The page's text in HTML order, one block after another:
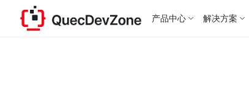
产品中心 解决方案